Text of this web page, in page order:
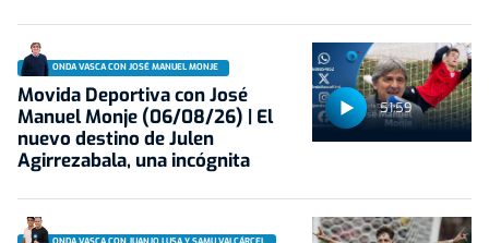
51:59
ONDA VASCA CON JOSÉ MANUEL MONJE
Movida Deportiva con José
Manuel Monje (06/08/26) | El
nuevo destino de Julen
Agirrezabala, una incógnita